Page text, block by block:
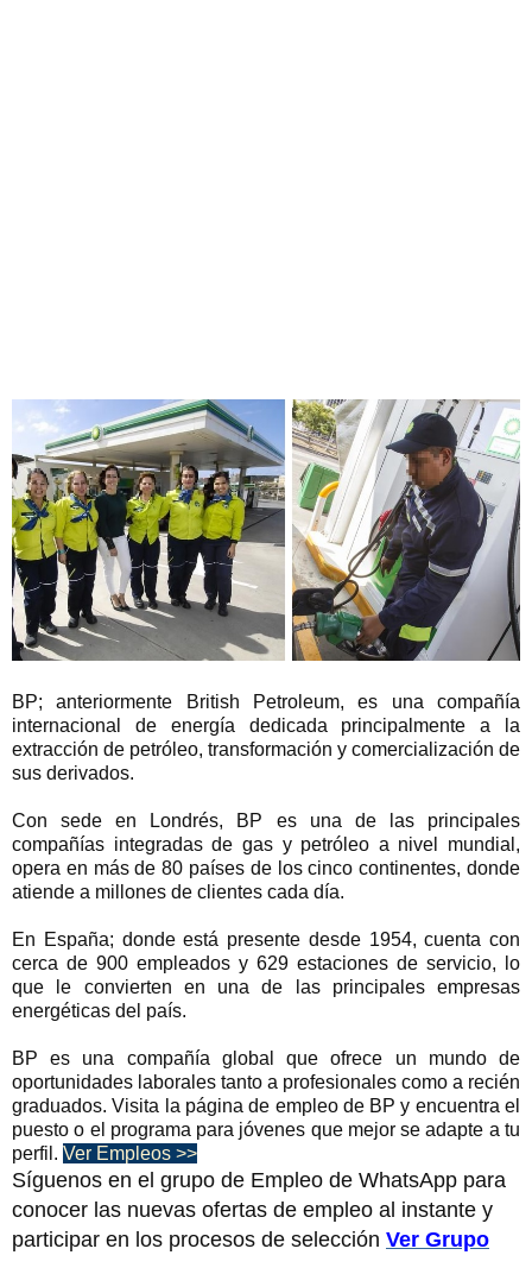
BP; anteriormente British Petroleum, es una compañía
internacional de energía dedicada principalmente a la
extracción de petróleo, transformación y comercialización de
sus derivados.
Con sede en Londrés, BP es una de las principales
compañías integradas de gas y petróleo a nivel mundial,
opera en más de 80 países de los cinco continentes, donde
atiende a millones de clientes cada día.
En España; donde está presente desde 1954, cuenta con
cerca de 900 empleados y 629 estaciones de servicio, lo
que le convierten en una de las principales empresas
energéticas del país.
BP es una compañía global que ofrece un mundo de
oportunidades laborales tanto a profesionales como a recién
graduados. Visita la página de empleo de BP y encuentra el
puesto o el programa para jóvenes que mejor se adapte a tu
perfil. Ver Empleos >>
Síguenos en el grupo de Empleo de WhatsApp para
conocer las nuevas ofertas de empleo al instante y
participar en los procesos de selección Ver Grupo